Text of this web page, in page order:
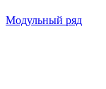
Модульный ряд